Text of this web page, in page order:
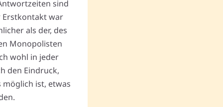
sind
Erstkontakt war
als der, des
Monopolisten
wohl in jeder
den Eindruck,
möglich ist, etwas